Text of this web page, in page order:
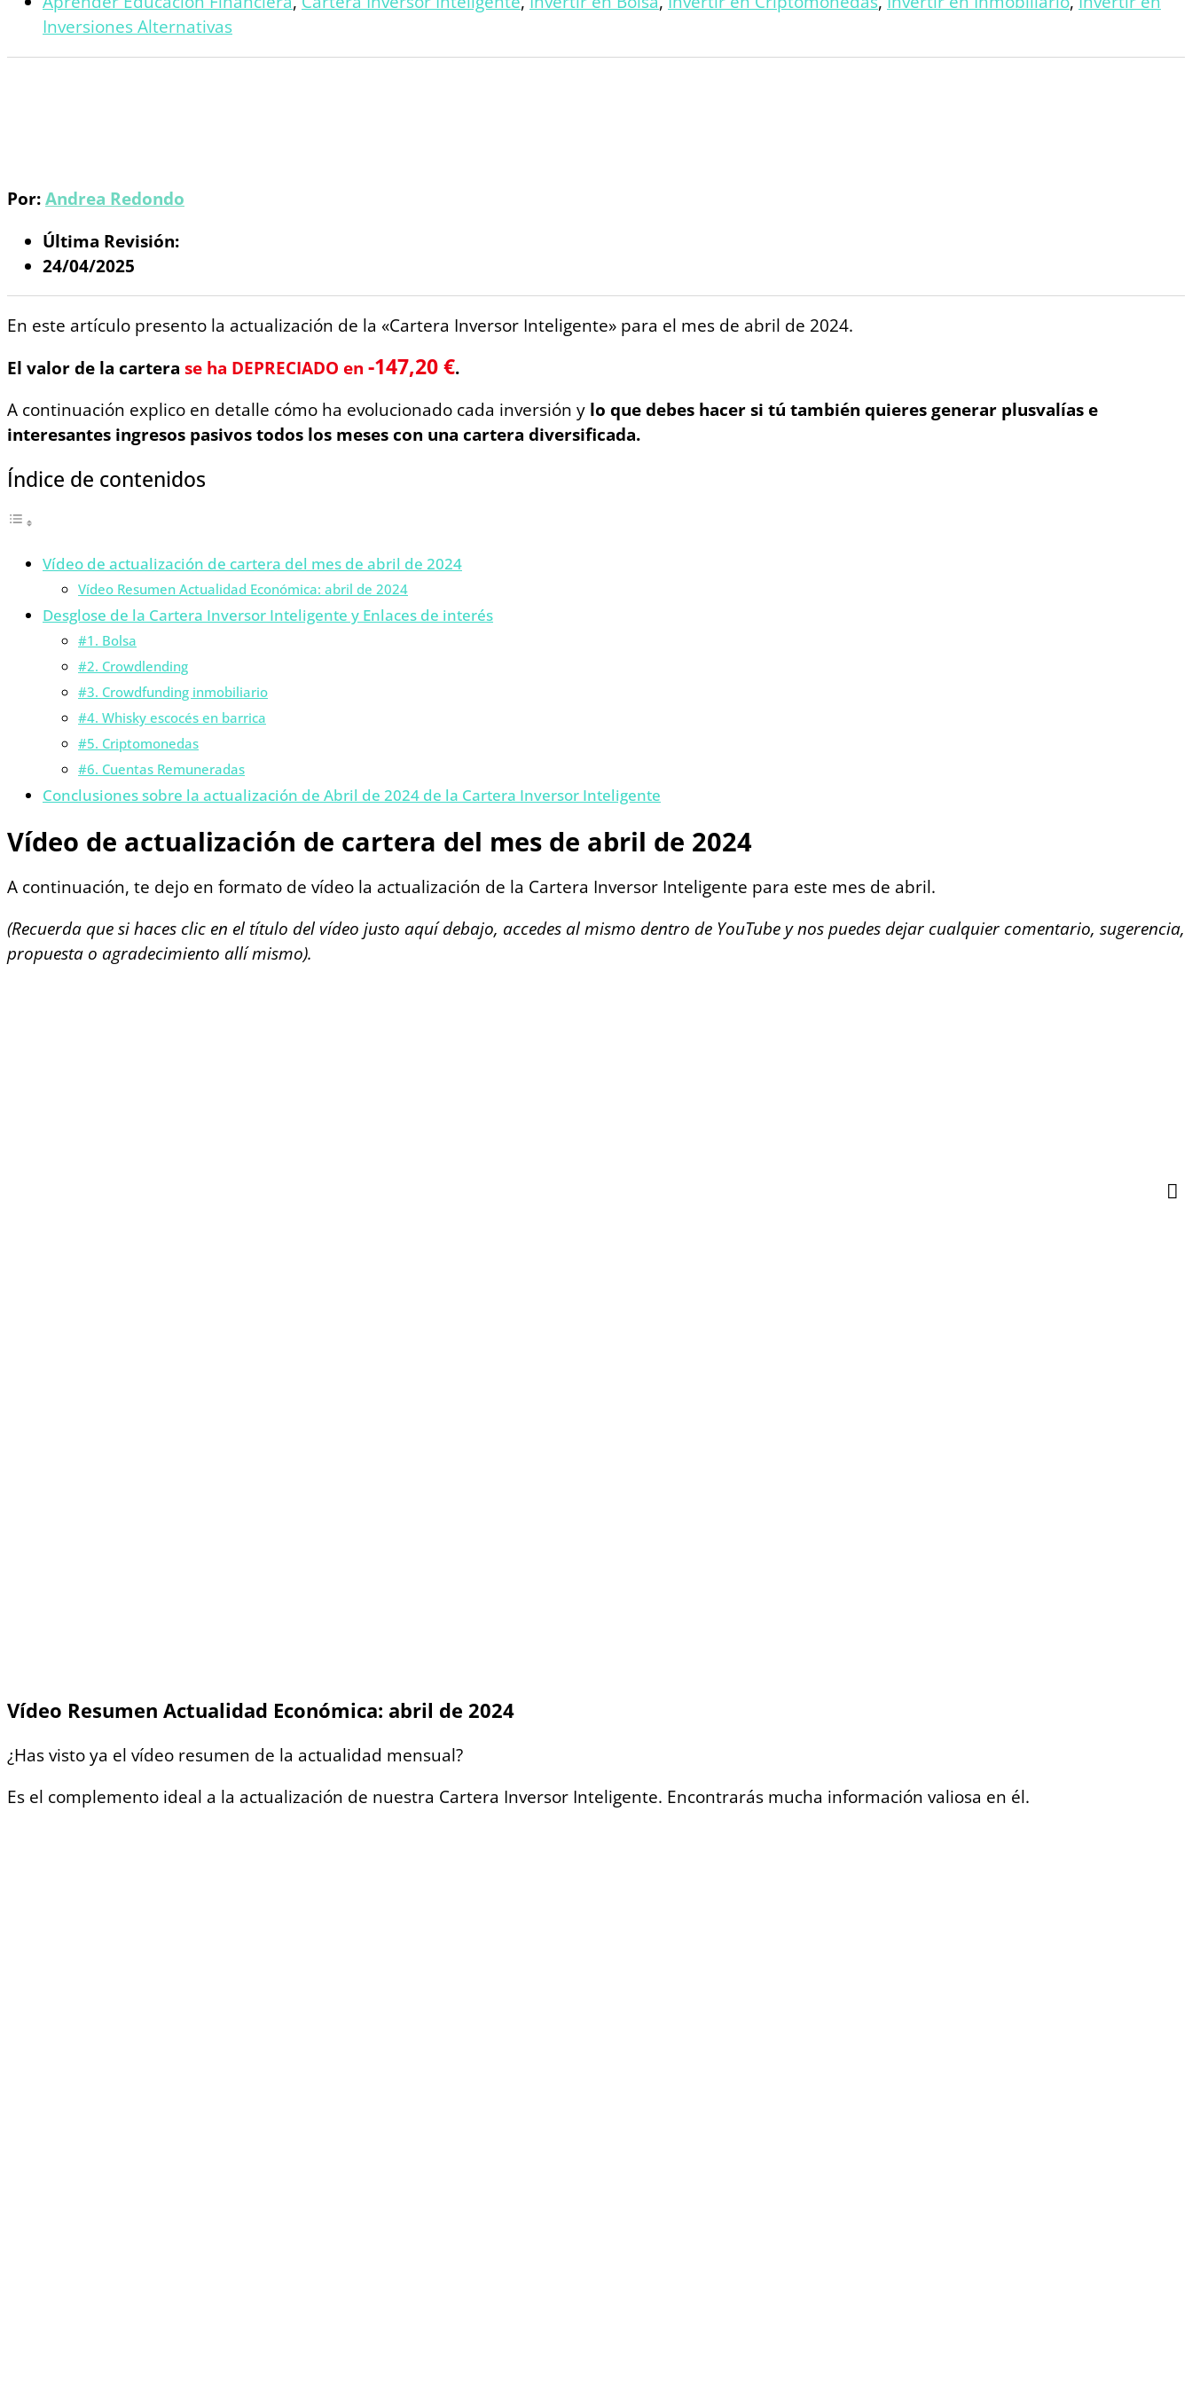
Inversiones Alternativas
Por:Andrea Redondo
Última Revisión:
24/04/2025
En este artículo presento la actualización de la «Cartera Inversor Inteligente» para el mes de abril de 2024.
El valor de la cartera se ha DEPRECIADO en -147,20 €.
A continuación explico en detalle cómo ha evolucionado cada inversión y lo que debes hacer si tú también quieres generar plusvalías e
interesantes ingresos pasivos todos los meses con una cartera diversificada.
Índice de contenidos
Vídeo de actualización de cartera del mes de abril de 2024
Vídeo Resumen Actualidad Económica: abril de 2024
Desglose de la Cartera Inversor Inteligente y Enlaces de interés
#1. Bolsa
#2. Crowdlending
#3. Crowdfunding inmobiliario
#4. Whisky escocés en barrica
#5. Criptomonedas
#6. Cuentas Remuneradas
Conclusiones sobre la actualización de Abril de 2024 de la Cartera Inversor Inteligente
Vídeo de actualización de cartera del mes de abril de 2024
A continuación, te dejo en formato de vídeo la actualización de la Cartera Inversor Inteligente para este mes de abril.
(Recuerda que si haces clic en el título del vídeo justo aquí debajo, accedes al mismo dentro de YouTube y nos puedes dejar cualquier comentario, sugerencia,
propuesta o agradecimiento allí mismo).
Vídeo Resumen Actualidad Económica: abril de 2024
¿Has visto ya el vídeo resumen de la actualidad mensual?
Es el complemento ideal a la actualización de nuestra Cartera Inversor Inteligente. Encontrarás mucha información valiosa en él.